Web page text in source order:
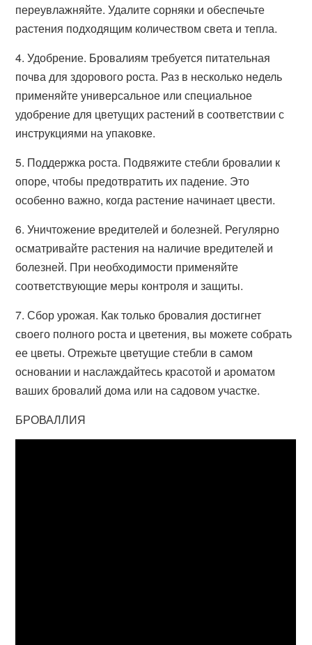
переувлажняйте. Удалите сорняки и обеспечьте
растения подходящим количеством света и тепла.
4. Удобрение. Бровалиям требуется питательная
почва для здорового роста. Раз в несколько недель
применяйте универсальное или специальное
удобрение для цветущих растений в соответствии с
инструкциями на упаковке.
5. Поддержка роста. Подвяжите стебли бровалии к
опоре, чтобы предотвратить их падение. Это
особенно важно, когда растение начинает цвести.
6. Уничтожение вредителей и болезней. Регулярно
осматривайте растения на наличие вредителей и
болезней. При необходимости применяйте
соответствующие меры контроля и защиты.
7. Сбор урожая. Как только бровалия достигнет
своего полного роста и цветения, вы можете собрать
ее цветы. Отрежьте цветущие стебли в самом
основании и наслаждайтесь красотой и ароматом
ваших бровалий дома или на садовом участке.
БРОВАЛЛИЯ